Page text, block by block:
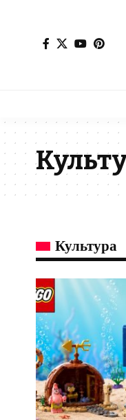
Культура